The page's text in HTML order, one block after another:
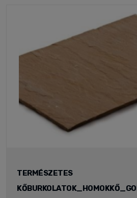
TERMÉSZETES